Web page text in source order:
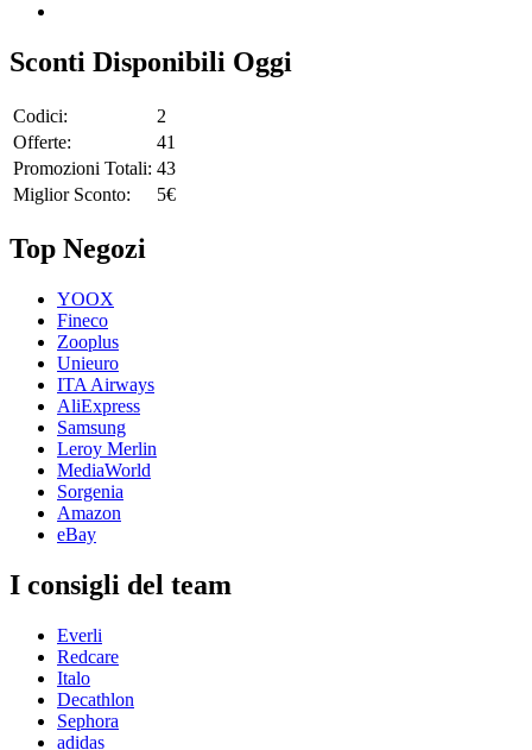
Sconti Disponibili Oggi
Codici:
2
Offerte:
41
Promozioni Totali: 43
Miglior Sconto:
5€
Top Negozi
YOOX
Fineco
Zooplus
Unieuro
ITA Airways
AliExpress
Samsung
Leroy Merlin
MediaWorld
Sorgenia
Amazon
eBay
I consigli del team
Everli
Redcare
Italo
Decathlon
Sephora
adidas